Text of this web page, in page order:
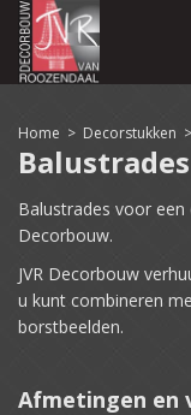
Home > Decorstukken >
Balustrades voor
Decorbouw.
JVR Decorbouw
u kunt combineren
borstbeelden.
Afmetingen en